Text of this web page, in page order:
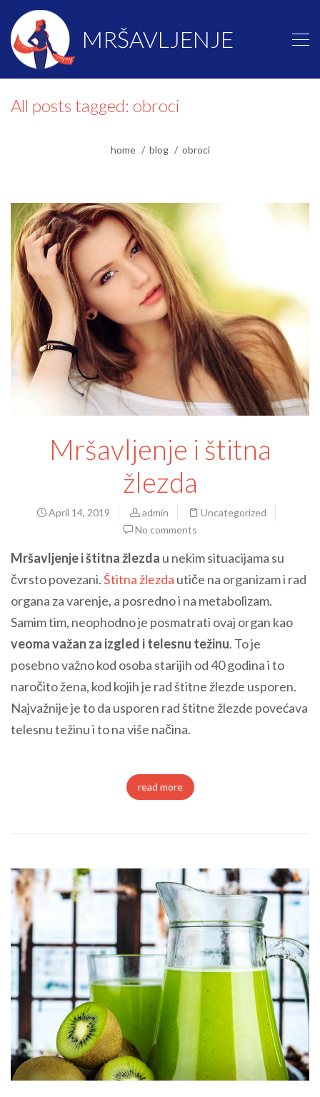
MRŠAVLJENJE
All posts tagged: obroci
home blog obroci
Mršavljenje i štitna
žlezda
April 14, 2019 admin
Uncategorized
No comments
Mršavljenje i štitna žlezda u nekim situacijama su
čvrsto povezani.Štitna žlezda utiče na organizam i rad
organa za varenje, a posredno i na metabolizam.
Samim tim, neophodno je posmatrati ovaj organ kao
veoma važan za izgled i telesnu težinu. To je
posebno važno kod osoba starijih od 40 godina i to
naročito žena, kod kojih je rad štitne žlezde usporen.
Najvažnije je to da usporen rad štitne žlezde povećava
telesnu težinu i to na više načina.
read more